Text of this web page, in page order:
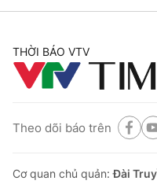
THỜI BÁO VTV
Theo dõi báo trên
Cơ quan chủ quản:Đài